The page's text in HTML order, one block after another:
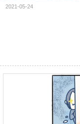
2021-05-24